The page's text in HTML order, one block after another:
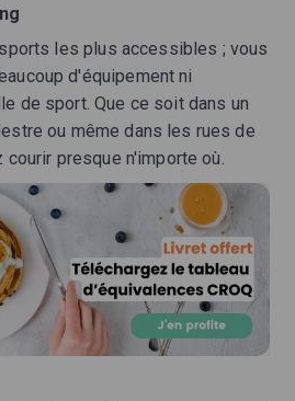
les plus accessibles ; vous
d'équipement ni
de sport. Que ce soit dans un
ou même dans les rues de
presque n'importe où.